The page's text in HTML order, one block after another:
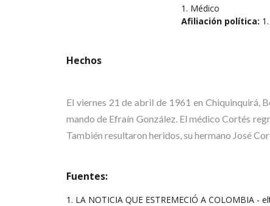
1. Médico
Afiliación política:
Hechos
El viernes 21 de abril de 1961 en Chiquinquirá,
mando de Efraín González. El médico Cortés
También resultaron heridos, su hermano José
Fuentes:
1. LA NOTICIA QUE ESTREMECIÓ A COLOMBIA